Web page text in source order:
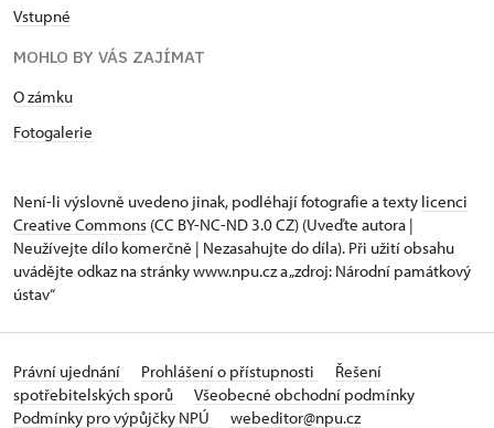
Vstupné
MOHLO BY VÁS ZAJÍMAT
O zámku
Fotogalerie
Není-li výslovně uvedeno jinak, podléhají fotografie a texty licenci
Creative Commons (CC BY-NC-ND 3.0 CZ) (Uveďte autora |
Neužívejte dílo komerčně | Nezasahujte do díla). Při užití obsahu
uvádějte odkaz na stránky www.npu.cz a „zdroj: Národní památkový
ústav“
Právní ujednání Prohlášení o přístupnosti
Řešení
spotřebitelských sporů
Všeobecné obchodní podmínky
Podmínky pro výpůjčky NPÚ
webeditor@npu.cz